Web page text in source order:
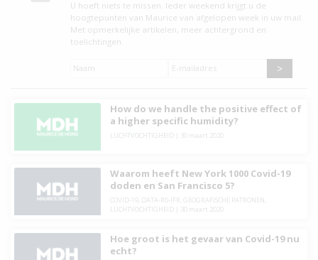
U hoeft niets te missen. leder weekend krijgt u de
hoogtepunten van Maurice van afgelopen week in uw mail.
Met opmerkelijke artikelen, meer achtergrond en
toelichtingen.
Naam
E-
How do we handle the positive effect of
a higher specific humidity?
LUCHTVOCHTIGHEID| 30 maart 2020
Waarom heeft New York 1000 Covid-19
doden en San Francisco 5?
COVID-19, DATA-R0-IFR GEOGRAFISCHE PATRONEN
LUCHTVOCHTIGHEID| 30 maart 2020
Hoe groot is het gevaar van Covid-19 nu
echt?